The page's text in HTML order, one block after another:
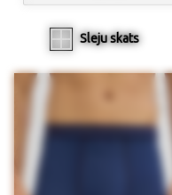
Sleju skats